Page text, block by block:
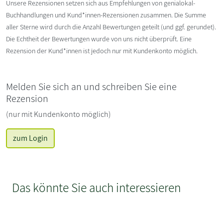
Unsere Rezensionen setzen sich aus Empfehlungen von genialokal-
Buchhandlungen und Kund*innen-Rezensionen zusammen. Die Summe
aller Sterne wird durch die Anzahl Bewertungen geteilt (und ggf. gerundet).
Die Echtheit der Bewertungen wurde von uns nicht überprüft. Eine
Rezension der Kund*innen ist jedoch nur mit Kundenkonto möglich.
Melden Sie sich an und schreiben Sie eine
Rezension
(nur mit Kundenkonto möglich)
zum Login
Das könnte Sie auch interessieren